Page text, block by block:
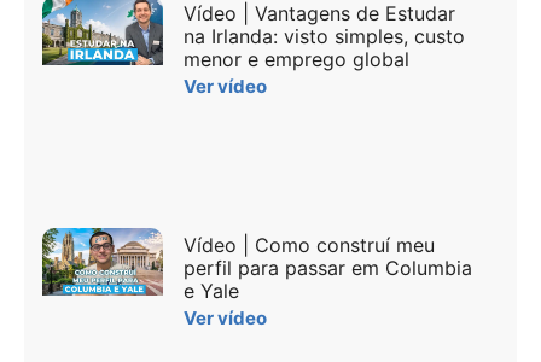
Vídeo | Vantagens de Estudar
na Irlanda: visto simples, custo
menor e emprego global
Ver vídeo
Vídeo | Como construí meu
perfil para passar em Columbia
e Yale
Ver vídeo